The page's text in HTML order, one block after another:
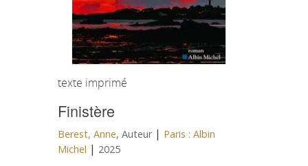
texte imprimé
Finistère
Berest, Anne, Auteur | Paris : Albin
Michel | 2025